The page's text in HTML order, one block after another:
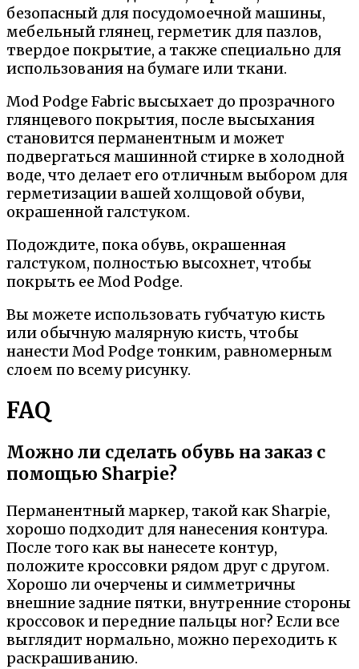
безопасный для посудомоечной машины,
мебельный глянец, герметик для пазлов,
твердое покрытие, а также специально для
использования на бумаге или ткани.
Mod Podge Fabric высыхает до прозрачного
глянцевого покрытия, после высыхания
становится перманентным и может
подвергаться машинной стирке в холодной
воде, что делает его отличным выбором для
герметизации вашей холщовой обуви,
окрашенной галстуком.
Подождите, пока обувь, окрашенная
галстуком, полностью высохнет, чтобы
покрыть ее Mod Podge.
Вы можете использовать губчатую кисть
или обычную малярную кисть, чтобы
нанести Mod Podge тонким, равномерным
слоем по всему рисунку.
FAQ
Можно ли сделать обувь на заказ с
помощью Sharpie?
Перманентный маркер, такой как Sharpie,
хорошо подходит для нанесения контура.
После того как вы нанесете контур,
положите кроссовки рядом друг с другом.
Хорошо ли очерчены и симметричны
внешние задние пятки, внутренние стороны
кроссовок и передние пальцы ног? Если все
выглядит нормально, можно переходить к
раскрашиванию.